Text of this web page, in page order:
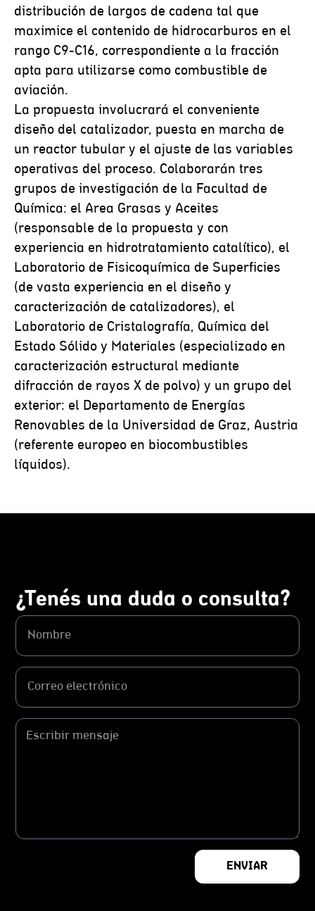
distribución de largos de cadena tal que
maximice el contenido de hidrocarburos en el
rango C9-C16, correspondiente a la fracción
apta para utilizarse como combustible de
aviación.
La propuesta involucrará el conveniente
diseño del catalizador, puesta en marcha de
un reactor tubular y el ajuste de las variables
operativas del proceso. Colaborarán tres
grupos de investigación de la Facultad de
Química: el Area Grasas y Aceites
(responsable de la propuesta y con
experiencia en hidrotratamiento catalítico), el
Laboratorio de Fisicoquímica de Superficies
(de vasta experiencia en el diseño y
caracterización de catalizadores), el
Laboratorio de Cristalografía, Química del
Estado Sólido y Materiales (especializado en
caracterización estructural mediante
difracción de rayos X de polvo) y un grupo del
exterior: el Departamento de Energías
Renovables de la Universidad de Graz, Austria
(referente europeo en biocombustibles
líquidos).
¿Tenés una duda o consulta?
ENVIAR